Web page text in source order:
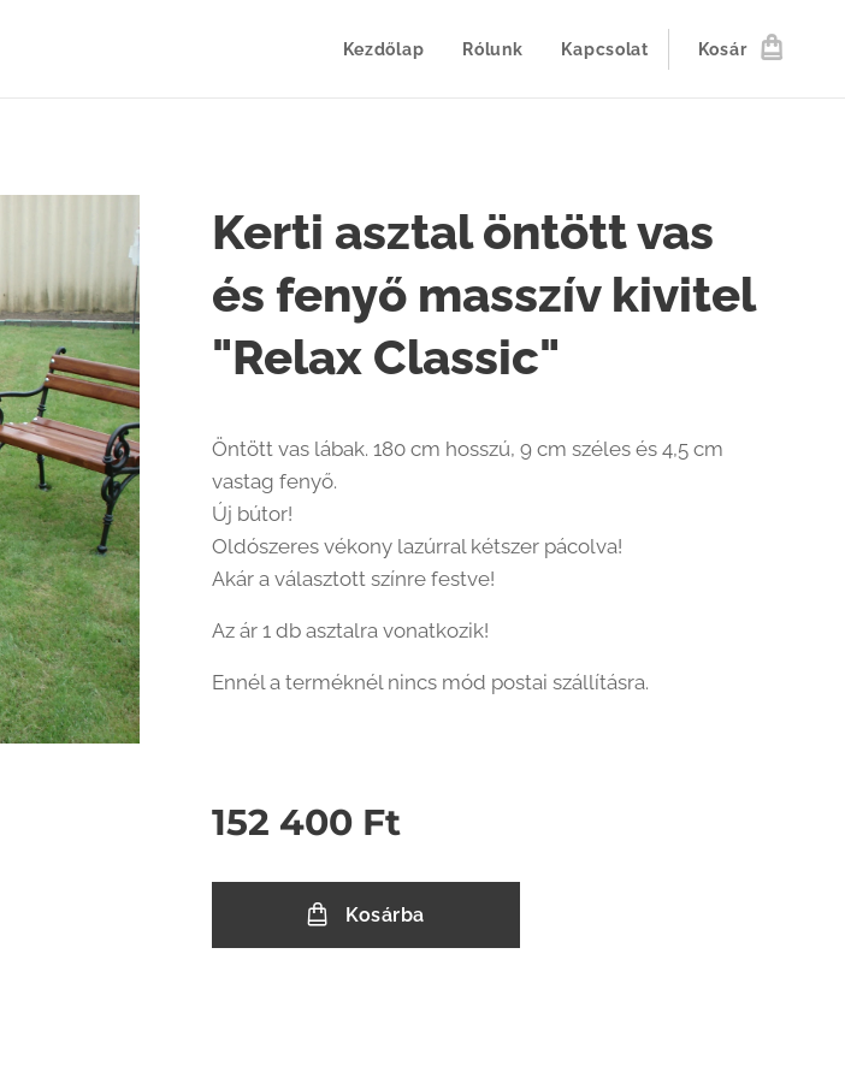
Kezdőlap Rólunk Kapcsolat Kosár
Kerti asztal öntött vas
és fenyő masszív kivitel
"Relax Classic"
Öntött vas lábak. 180 cm hosszú, 9 cm széles és 4,5 cm
vastag fenyő.
Új bútor!
Oldószeres vékony lazúrral kétszer pácolva!
Akár a választott színre festve!
Az ár 1 db asztalra vonatkozik!
Ennél a terméknél nincs mód postai szállításra.
152 400 Ft
Kosárba